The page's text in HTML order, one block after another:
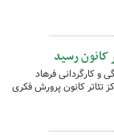
کانون رسید
و کارگردانی فرهاد
تئاتر کانون پرورش فکری